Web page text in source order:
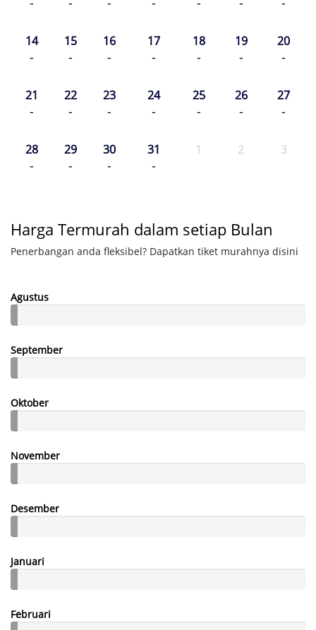
14
-
15
-
16
-
17
-
18
-
19
-
20
-
21
-
22
-
23
-
24
-
25
-
26
-
27
-
28
-
29
-
30
-
31
-
1 2 3
Harga Termurah dalam setiap Bulan
Penerbangan anda fleksibel? Dapatkan tiket murahnya disini
Agustus
September
Oktober
November
Desember
Januari
Februari